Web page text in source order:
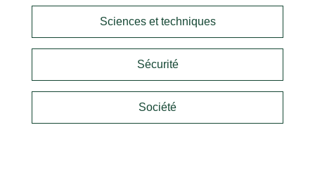
Sciences et techniques
Sécurité
Société